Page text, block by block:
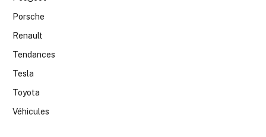
Porsche
Renault
Tendances
Tesla
Toyota
Véhicules